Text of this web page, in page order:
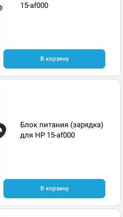
15-af000
В корзину
Блок питания (зарядка)
для HP 15-af000
В корзину